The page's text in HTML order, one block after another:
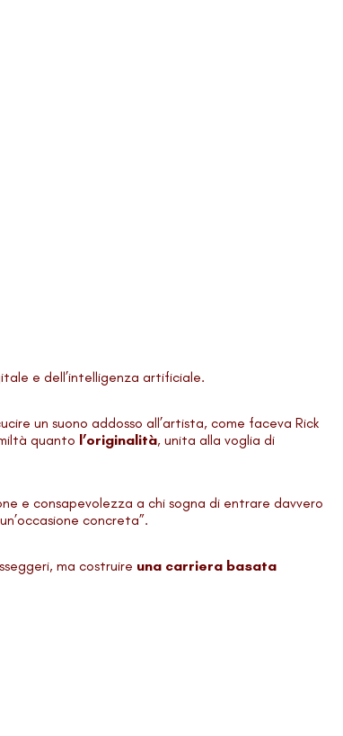
e dell’intelligenza artificiale.
un suono addosso all’artista, come faceva Rick
quanto l’originalità, unita alla voglia di
e consapevolezza a chi sogna di entrare davvero
concreta”.
ma costruire una carriera basata